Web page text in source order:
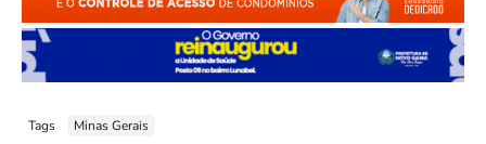
Tags Minas Gerais